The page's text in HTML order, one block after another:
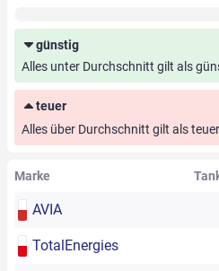
günstig
Alles unter Durchschnitt gilt als
teuer
Alles über Durchschnitt gilt als
Marke
AVIA
TotalEnergies